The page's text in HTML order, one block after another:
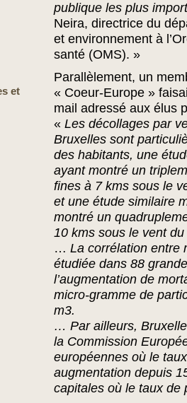
et
publique les plus
Neira, directrice du
et environnement à
santé (OMS). »
Parallèlement, un
« Coeur-Europe »
mail adressé aux élus
« Les décollages par
Bruxelles sont
des habitants, une
ayant montré un
fines à 7 kms sous le
et une étude similaire
montré un
10 kms sous le vent
… La corrélation entre
étudiée dans 88
l’augmentation de
micro-gramme de
m3.
… Par ailleurs,
la Commission
européennes où le
augmentation depuis
capitales où le taux